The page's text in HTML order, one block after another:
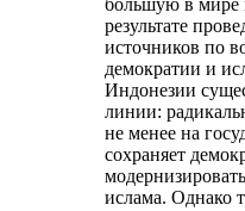
результате
источников по
демократии и
Индонезии
линии:
не менее на
сохраняет
ислама. Однако